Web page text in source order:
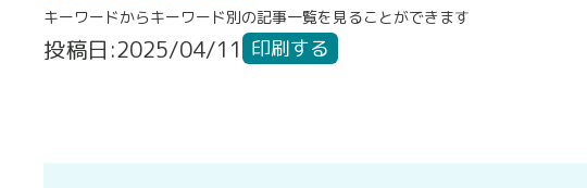
キーワードからキーワード別の記事一覧を見ることができます
投稿日:2025/04/11 印刷する